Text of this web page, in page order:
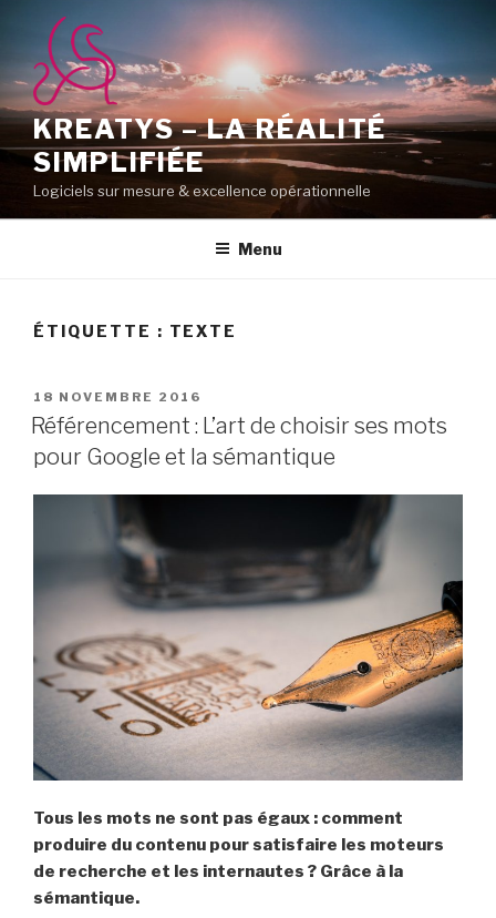
contenu
principal
KREATYS – LA RÉALITÉ
SIMPLIFIÉE
Logiciels sur mesure & excellence opérationnelle
Menu
ÉTIQUETTE : TEXTE
PUBLIÉ
LE
18 NOVEMBRE 2016
Référencement : L’art de choisir ses mots
pour Google et la sémantique
Tous les mots ne sont pas égaux : comment
produire du contenu pour satisfaire les moteurs
de recherche et les internautes ? Grâce à la
sémantique.